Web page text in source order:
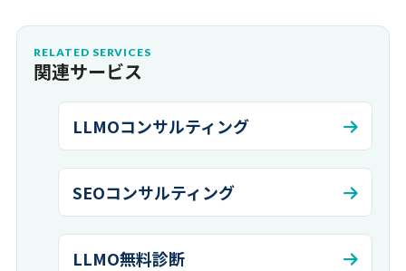
RELATED SERVICES
関連サービス
LLMOコンサルティング
SEOコンサルティング
LLMO無料診断